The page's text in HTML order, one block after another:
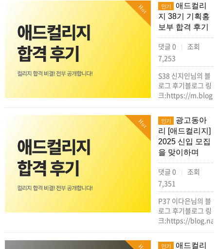
Hot 인기
애드컬리
지 38기 기획홍
보부 합격 후기
댓글 0 |
조회
7,253
S38 신지인님의 블
로그 후기블로그 링
크:https://
Hot 인기
광고동아
리 [애드컬리지]
2025 신입 모집
을 맞이하며
댓글 0 |
조회
7,351
P37 이다은님의 블
로그 후기블로그 링
크:https://
인기
애드컬리